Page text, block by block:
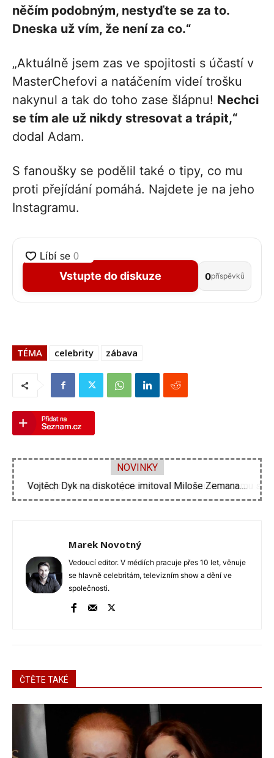
něčím podobným, nestyďte se za to.
Dneska už vím, že není za co.“
„Aktuálně jsem zas ve spojitosti s účastí v
MasterChefovi a natáčením videí trošku
nakynul a tak do toho zase šlápnu! Nechci
se tím ale už nikdy stresovat a trápit,“
dodal Adam.
S fanoušky se podělil také o tipy, co mu
proti přejídání pomáhá. Najdete je na jeho
Instagramu.
Vstupte do diskuze 0příspěvků
TÉMA celebrity zábava
NOVINKY
Velké problémy Ornelly Koktové. Rekonstrukce domu se...
Marek Novotný
Vedoucí editor. V médiích pracuje přes 10 let, věnuje
se hlavně celebritám, televizním show a dění ve
společnosti.
ČTĚTE TAKÉ